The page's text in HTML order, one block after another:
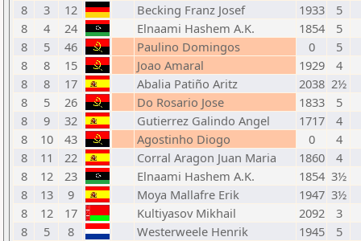
8
3 12 Becking Franz Josef 1933
5
8
4 24 Elnaami Hashem A.K. 1854
5
8
5 46 Paulino Domingos 0
5
8
8 15 Joao Amaral 1929
4
8
8 17 Abalia Patiño Aritz 2038 2½
8
5 26 Do Rosario Jose 1833
5
8
9 32 Gutierrez Galindo Angel 1717
4
8
10 43 Agostinho Diogo 0
4
8
11 22 Corral Aragon Juan Maria 1860
4
8
12 23 Elnaami Hashem A.K. 1854 3½
8
13 9 Moya Mallafre Erik 1947 3½
8
12 17 Kultiyasov Mikhail 2092
3
8
5 8 Westerweele Henrik 1945
5